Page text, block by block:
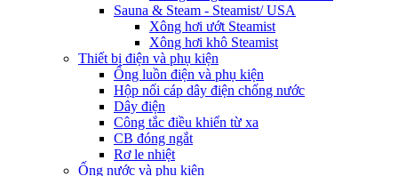
Sauna & Steam - Steamist/ USA
Xông hơi ướt Steamist
Xông hơi khô Steamist
Thiết bị điện và phụ kiện
Ống luồn điện và phụ kiện
Hộp nối cáp dây điện chống nước
Dây điện
Công tắc điều khiển từ xa
CB đóng ngắt
Rơ le nhiệt
Ống nước và phụ kiện